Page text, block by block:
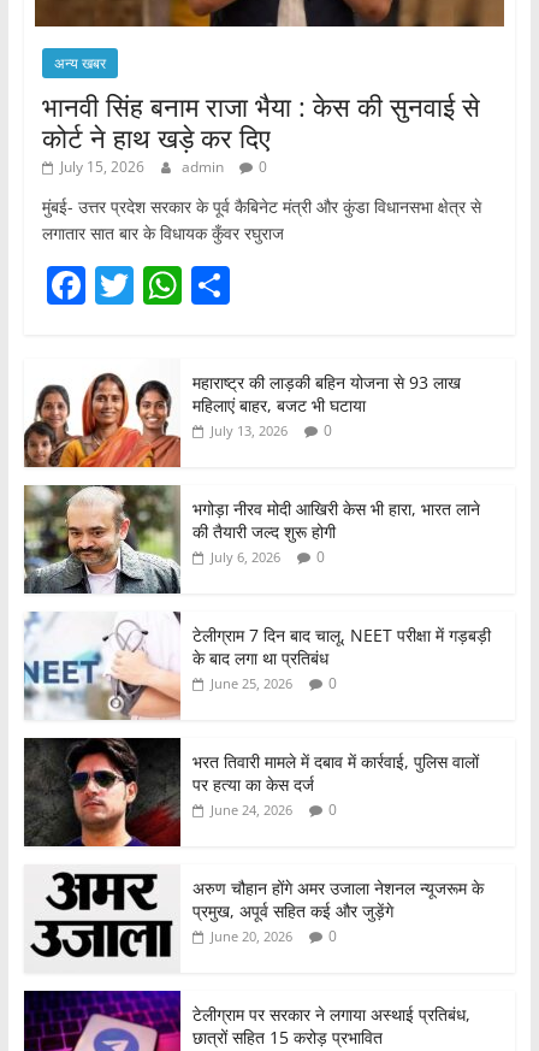
अन्य खबर
भानवी सिंह बनाम राजा भैया : केस की सुनवाई से
कोर्ट ने हाथ खड़े कर दिए
July 15, 2026 admin 0
मुंबई- उत्तर प्रदेश सरकार के पूर्व कैबिनेट मंत्री और कुंडा विधानसभा क्षेत्र से
लगातार सात बार के विधायक कुँवर रघुराज
F
c
e
b
o
o
k
T
er
W
s
A
p
S
ar
e
महाराष्ट्र की लाड़की बहिन योजना से 93 लाख
महिलाएं बाहर, बजट भी घटाया
July 13, 2026 0
भगोड़ा नीरव मोदी आखिरी केस भी हारा, भारत लाने
की तैयारी जल्द शुरू होगी
July 6, 2026 0
टेलीग्राम 7 दिन बाद चालू, NEET परीक्षा में गड़बड़ी
के बाद लगा था प्रतिबंध
June 25, 2026 0
भरत तिवारी मामले में दबाव में कार्रवाई, पुलिस वालों
पर हत्या का केस दर्ज
June 24, 2026 0
अरुण चौहान होंगे अमर उजाला नेशनल न्यूजरूम के
प्रमुख, अपूर्व सहित कई और जुड़ेंगे
June 20, 2026 0
टेलीग्राम पर सरकार ने लगाया अस्थाई प्रतिबंध,
छात्रों सहित 15 करोड़ प्रभावित